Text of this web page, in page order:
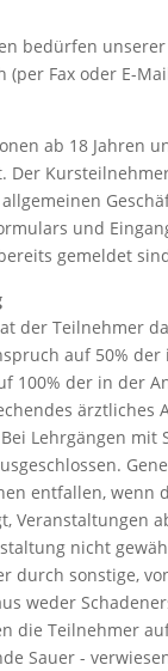
bedürfen
Fax oder E-
ab 18 Jahren
Der
und
gemeldet
der Teilnehmer
auf 50%
100% der in der
ärztliches
Lehrgängen
entfallen,
nicht
durch sonstige,
weder
die Teilnehmer
Sauer -